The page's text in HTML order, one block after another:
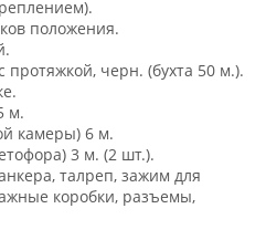
положения.
черн. (бухта 50 м.).
м.
камеры) 6 м.
3 м. (2 шт.).
талреп, зажим для
коробки, разъемы,